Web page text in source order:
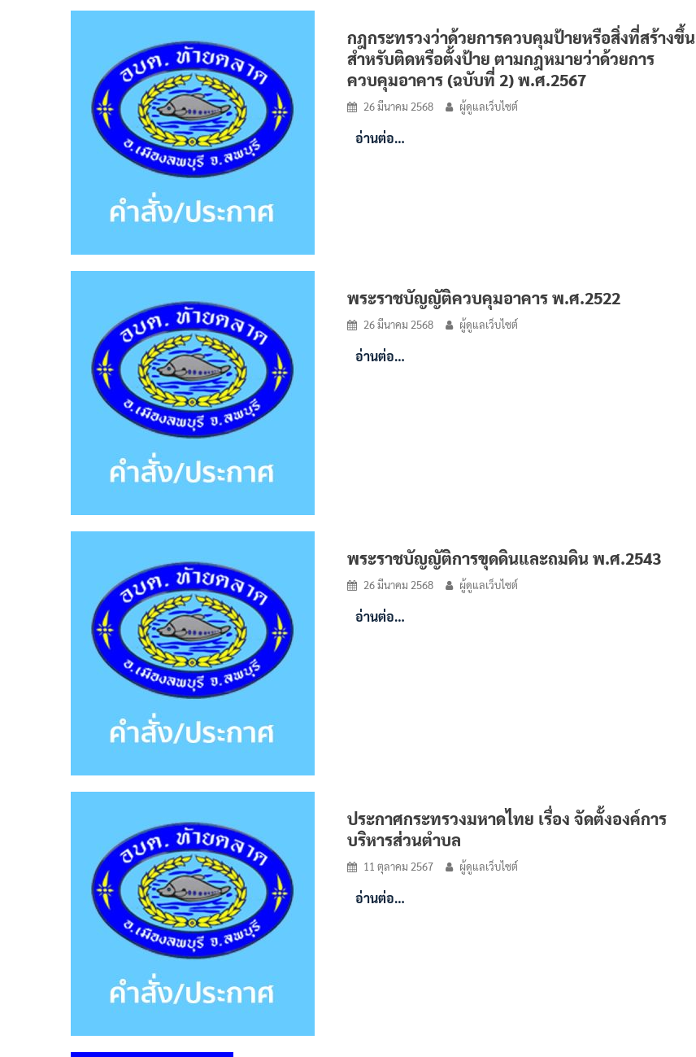
กฎกระทรวงว่าด้วยการควบคุมป้ายหรือสิ่งที่สร้างขึ้น
สำหรับติดหรือตั้งป้าย ตามกฎหมายว่าด้วยการ
ควบคุมอาคาร (ฉบับที่ 2) พ.ศ.2567
26 มีนาคม 2568 ผู้ดูแลเว็บไซต์
อ่านต่อ…
พระราชบัญญัติควบคุมอาคาร พ.ศ.2522
26 มีนาคม 2568 ผู้ดูแลเว็บไซต์
อ่านต่อ…
พระราชบัญญัติการขุดดินและถมดิน พ.ศ.2543
26 มีนาคม 2568 ผู้ดูแลเว็บไซต์
อ่านต่อ…
ประกาศกระทรวงมหาดไทย เรื่อง จัดตั้งองค์การ
บริหารส่วนตำบล
11 ตุลาคม 2567 ผู้ดูแลเว็บไซต์
อ่านต่อ…